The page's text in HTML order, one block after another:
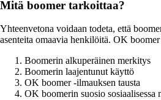
Mitä boomer tarkoittaa?
Yhteenvetona voidaan todeta, että
asenteita omaavia henkilöitä. OK
Boomerin alkuperäinen merkitys
Boomerin laajentunut käyttö
OK boomer -ilmauksen tausta
OK boomerin suosio sosiaalisessa